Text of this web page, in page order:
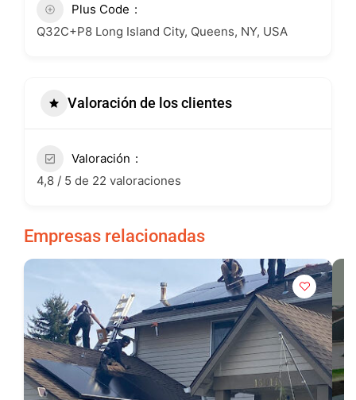
Plus Code
Q32C+P8 Long Island City, Queens, NY, USA
Valoración de los clientes
Valoración
4,8 / 5 de 22 valoraciones
Empresas relacionadas